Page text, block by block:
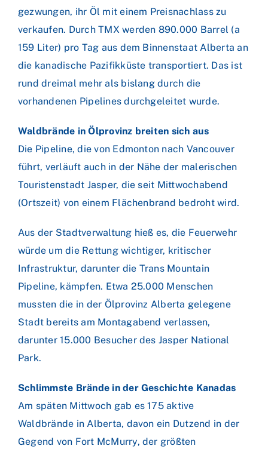
gezwungen, ihr Öl mit einem Preisnachlass zu
verkaufen. Durch TMX werden 890.000 Barrel (a
159 Liter) pro Tag aus dem Binnenstaat Alberta an
die kanadische Pazifikküste transportiert. Das ist
rund dreimal mehr als bislang durch die
vorhandenen Pipelines durchgeleitet wurde.
Waldbrände in Ölprovinz breiten sich aus
Die Pipeline, die von Edmonton nach Vancouver
führt, verläuft auch in der Nähe der malerischen
Touristenstadt Jasper, die seit Mittwochabend
(Ortszeit) von einem Flächenbrand bedroht wird.
Aus der Stadtverwaltung hieß es, die Feuerwehr
würde um die Rettung wichtiger, kritischer
Infrastruktur, darunter die Trans Mountain
Pipeline, kämpfen. Etwa 25.000 Menschen
mussten die in der Ölprovinz Alberta gelegene
Stadt bereits am Montagabend verlassen,
darunter 15.000 Besucher des Jasper National
Park.
Schlimmste Brände in der Geschichte Kanadas
Am späten Mittwoch gab es 175 aktive
Waldbrände in Alberta, davon ein Dutzend in der
Gegend von Fort McMurry, der größten